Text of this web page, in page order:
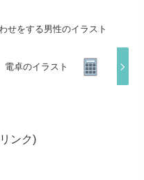
せをする男性のイラスト
電卓のイラスト
ンク)